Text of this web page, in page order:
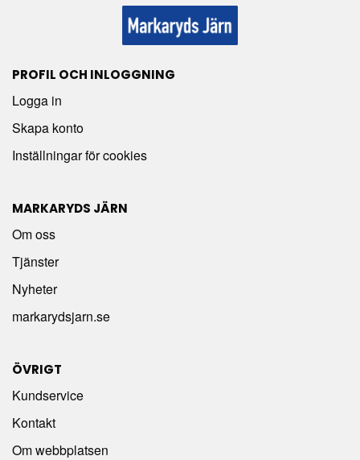
PROFIL OCH INLOGGNING
Logga in
Skapa konto
Inställningar för cookies
MARKARYDS JÄRN
Om oss
Tjänster
Nyheter
markarydsjarn.se
ÖVRIGT
Kundservice
Kontakt
Om webbplatsen